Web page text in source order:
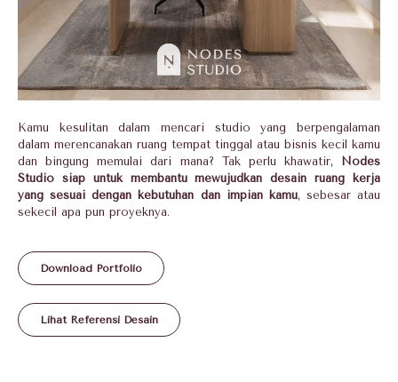
Kamu kesulitan dalam mencari studio yang berpengalaman
dalam merencanakan ruang tempat tinggal atau bisnis kecil kamu
dan bingung memulai dari mana? Tak perlu khawatir,
Nodes
Studio siap untuk membantu mewujudkan desain ruang kerja
yang sesuai dengan kebutuhan dan impian kamu, sebesar atau
sekecil apa pun proyeknya.
Download Portfolio
Lihat Referensi Desain